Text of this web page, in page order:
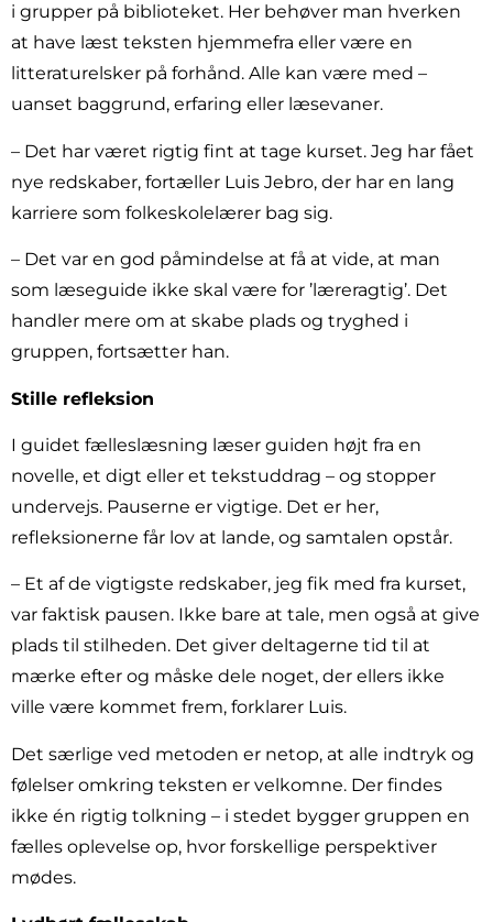
i grupper på biblioteket. Her behøver man hverken
at have læst teksten hjemmefra eller være en
litteraturelsker på forhånd. Alle kan være med –
uanset baggrund, erfaring eller læsevaner.
– Det har været rigtig fint at tage kurset. Jeg har fået
nye redskaber, fortæller Luis Jebro, der har en lang
karriere som folkeskolelærer bag sig.
– Det var en god påmindelse at få at vide, at man
som læseguide ikke skal være for ’læreragtig’. Det
handler mere om at skabe plads og tryghed i
gruppen, fortsætter han.
Stille refleksion
I guidet fælleslæsning læser guiden højt fra en
novelle, et digt eller et tekstuddrag – og stopper
undervejs. Pauserne er vigtige. Det er her,
refleksionerne får lov at lande, og samtalen opstår.
– Et af de vigtigste redskaber, jeg fik med fra kurset,
var faktisk pausen. Ikke bare at tale, men også at give
plads til stilheden. Det giver deltagerne tid til at
mærke efter og måske dele noget, der ellers ikke
ville være kommet frem, forklarer Luis.
Det særlige ved metoden er netop, at alle indtryk og
følelser omkring teksten er velkomne. Der findes
ikke én rigtig tolkning – i stedet bygger gruppen en
fælles oplevelse op, hvor forskellige perspektiver
mødes.